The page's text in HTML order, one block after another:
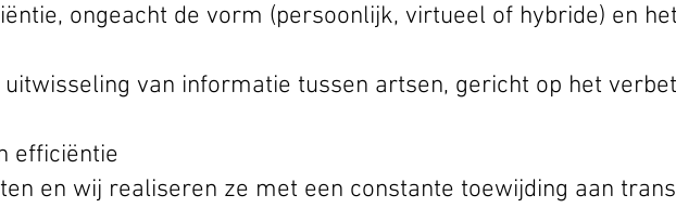
ongeacht de vorm (persoonlijk, virtueel of hybride) en
van informatie tussen artsen, gericht op het
efficiëntie
en wij realiseren ze met een constante toewijding aan